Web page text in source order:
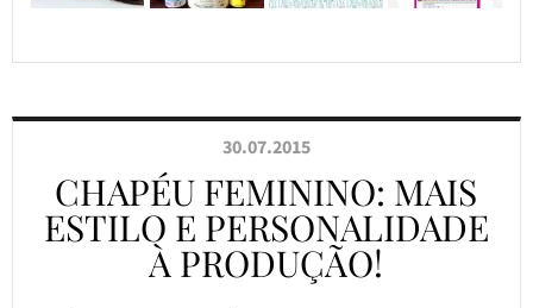
30.07.2015
CHAPÉU FEMININO: MAIS
ESTILO E PERSONALIDADE
À PRODUÇÃO!